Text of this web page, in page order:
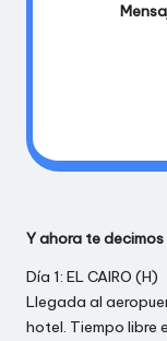
Y ahora te
Día 1: EL CAIRO (H)
Llegada al
hotel. Tiempo libre